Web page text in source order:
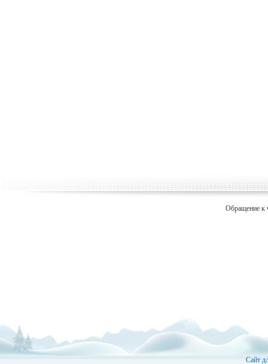
Обращение к
Сайт